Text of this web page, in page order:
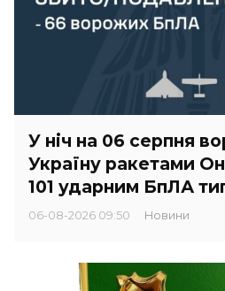
У ніч на 06 серпня
Україну ракетами
101 ударним БпЛА
06-08-2026 09:50 Новини